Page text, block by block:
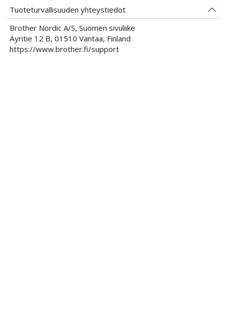
Tuoteturvallisuuden yhteystiedot
Brother Nordic A/S, Suomen sivuliike
Äyritie 12 B, 01510 Vantaa, Finland
https://www.brother.fi/support